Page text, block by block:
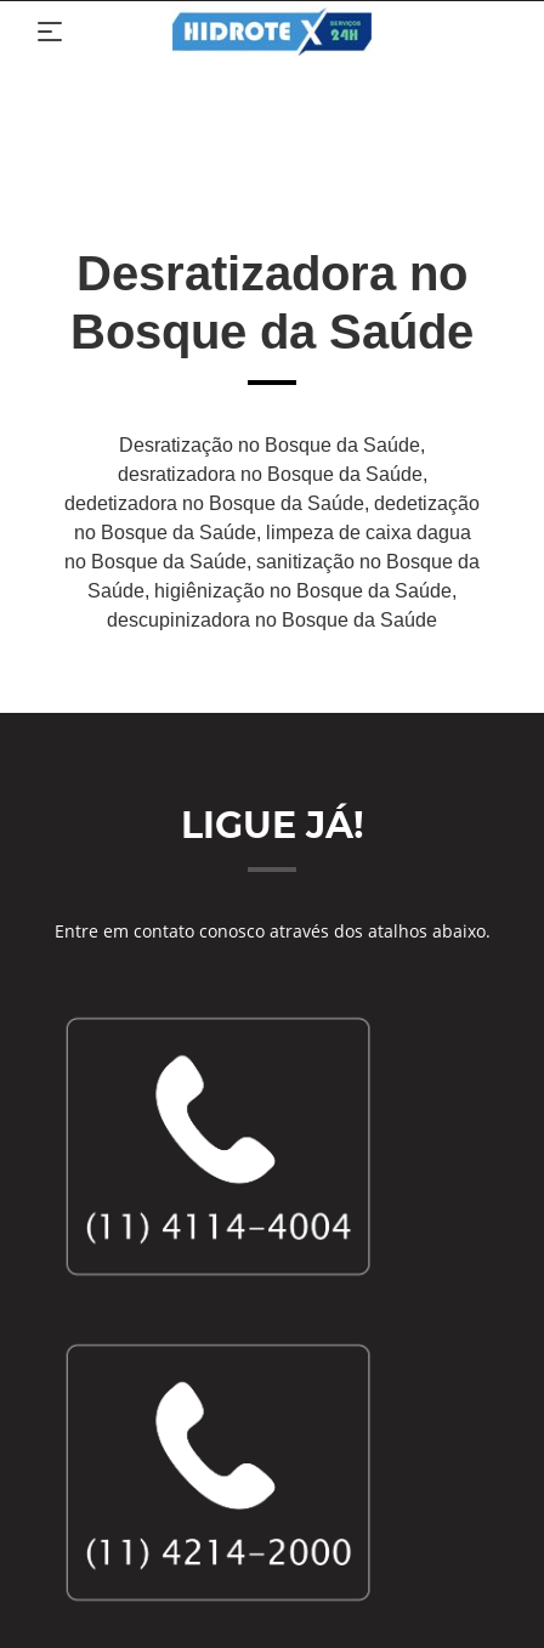
Desratizadora no
Bosque da Saúde
Desratização no Bosque da Saúde,
desratizadora no Bosque da Saúde,
dedetizadora no Bosque da Saúde, dedetização
no Bosque da Saúde, limpeza de caixa dagua
no Bosque da Saúde, sanitização no Bosque da
Saúde, higiênização no Bosque da Saúde,
descupinizadora no Bosque da Saúde
LIGUE JÁ!
Entre em contato conosco através dos atalhos abaixo.